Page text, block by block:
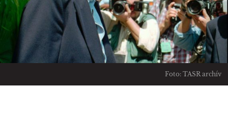
Foto: TASR archív